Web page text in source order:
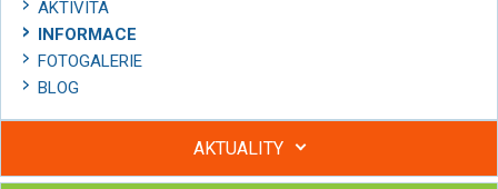
AKTIVITA
INFORMACE
FOTOGALERIE
BLOG
AKTUALITY